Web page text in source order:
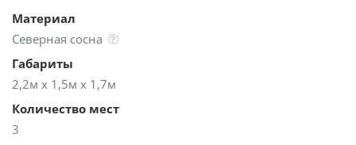
Материал
Северная сосна
Габариты
2,2м х 1,5м х 1,7м
Количество мест
3